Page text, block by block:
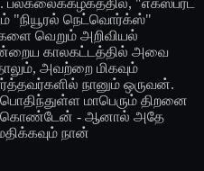
"எக்ஸ்பர்ட்
"நியூரல் நெட்வொர்க்ஸ்"
வெறும் அறிவியல்
காலகட்டத்தில் அவை
அவற்றை மிகவும்
நானும் ஒருவன்.
மாபெரும் திறனை
- ஆனால் அதே
நான்